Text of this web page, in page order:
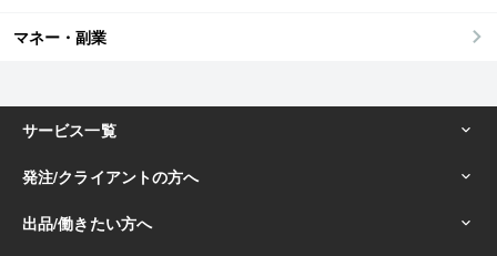
マネー・副業